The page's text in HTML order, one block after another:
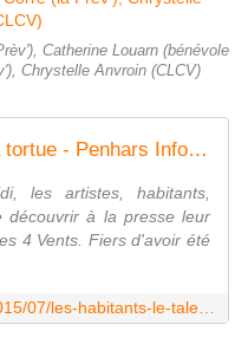
Catherine Louarn (bénévole
Chrystelle Anvroin (CLCV)
Les habitants, le talent et la tortue - Penhars Infos Quimper
les artistes, habitants,
découvrir à la presse leur
4 Vents. Fiers d'avoir été